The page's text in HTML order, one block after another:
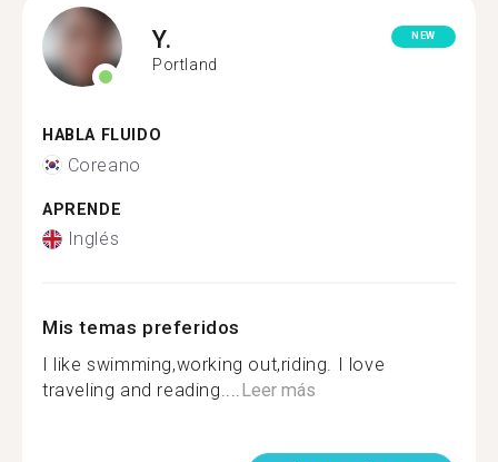
Y.
Portland
NEW
HABLA FLUIDO
Coreano
APRENDE
Inglés
Mis temas preferidos
I like swimming,working out,riding. I love
traveling and reading....Leer más